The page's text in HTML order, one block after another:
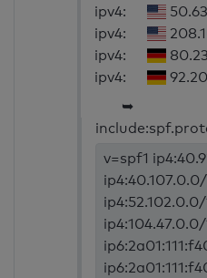
ipv4:
ipv4:
ipv4:
ipv4:
➥
v=spf1
ip4:104.47.0.0/